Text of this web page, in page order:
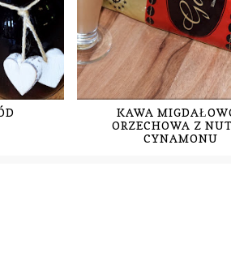
KAWA
ORZECHOWA Z
CYNAMONU